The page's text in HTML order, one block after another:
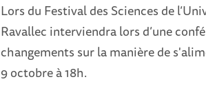
Lors du Festival des Sciences de
Ravallec interviendra lors d’une
changements sur la manière de
9 octobre à 18h.